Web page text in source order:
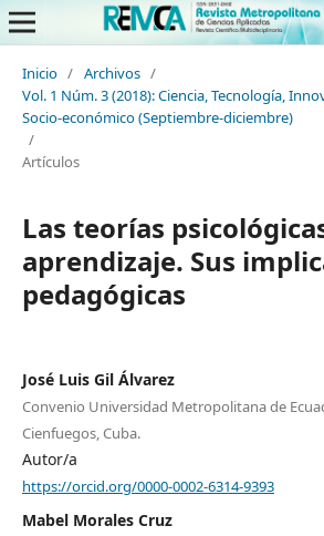
Inicio / Archivos /
Vol. 1 Núm. 3 (2018): Ciencia, Tecnología,
Socio-económico (Septiembre-diciembre)
/
Artículos
Las teorías
aprendizaje. Sus
pedagógicas
José Luis Gil Álvarez
Convenio Universidad Metropolitana de
Cienfuegos, Cuba.
Autor/a
https://orcid.org/0000-0002-6314-9393
Mabel Morales Cruz